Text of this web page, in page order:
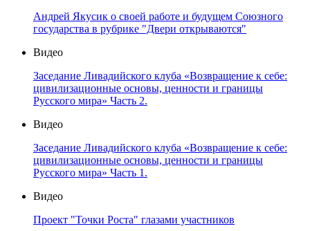
Андрей Якусик о своей работе и будущем Союзного
государства в рубрике "Двери открываются"
Видео
Заседание Ливадийского клуба «Возвращение к себе:
цивилизационные основы, ценности и границы
Русского мира» Часть 2.
Видео
Заседание Ливадийского клуба «Возвращение к себе:
цивилизационные основы, ценности и границы
Русского мира» Часть 1.
Видео
Проект "Точки Роста" глазами участников